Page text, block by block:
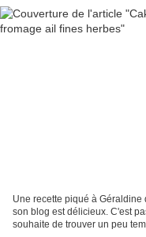
Une recette piqué à
son blog est délicieux. C'est
souhaite de trouver un peu